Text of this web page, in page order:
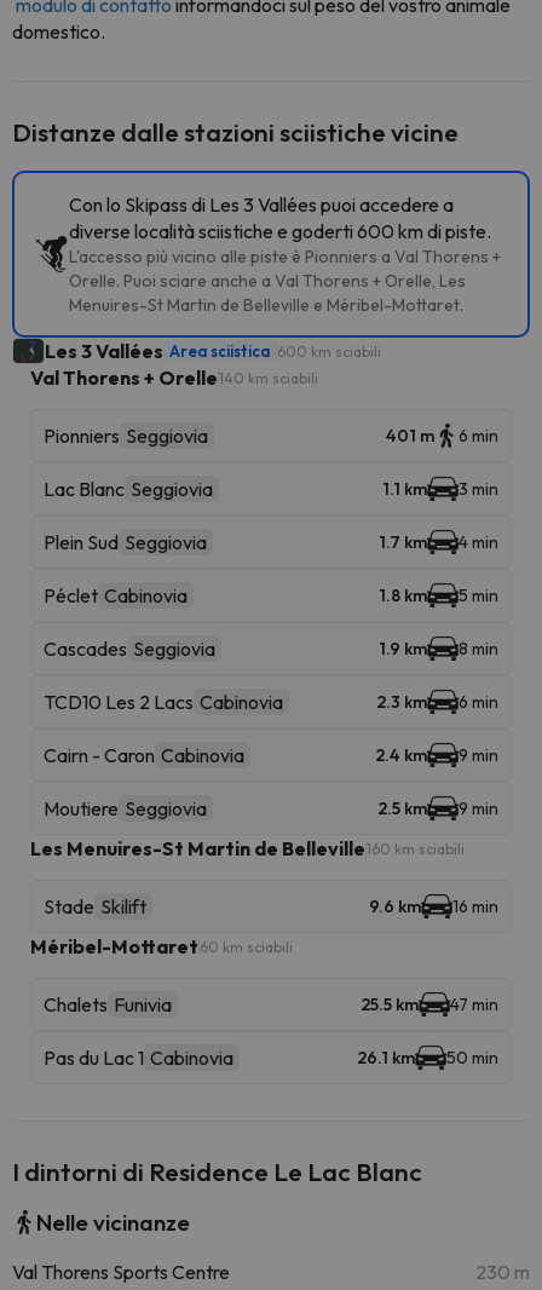
modulo di contatto informandoci sul peso del vostro animale
domestico.
Distanze dalle stazioni sciistiche vicine
Con lo Skipass di Les 3 Vallées puoi accedere a
diverse località sciistiche e goderti 600 km di piste.
L'accesso più vicino alle piste è Pionniers a Val Thorens +
Orelle. Puoi sciare anche a Val Thorens + Orelle, Les
Menuires-St Martin de Belleville e Méribel-Mottaret.
Les 3 Vallées Area sciistica 600 km sciabili
Val Thorens + Orelle140 km sciabili
Pionniers Seggiovia 401 m 6 min
Lac Blanc Seggiovia 1.1 km 3 min
Plein Sud Seggiovia 1.7 km 4 min
Péclet Cabinovia 1.8 km 5 min
Cascades Seggiovia 1.9 km 8 min
TCD10 Les 2 Lacs Cabinovia 2.3 km 6 min
Cairn - Caron Cabinovia 2.4 km 9 min
Moutiere Seggiovia 2.5 km 9 min
Les Menuires-St Martin de Belleville160 km sciabili
Stade Skilift 9.6 km 16 min
Méribel-Mottaret 60 km sciabili
Chalets Funivia 25.5 km 47 min
Pas du Lac 1 Cabinovia 26.1 km 50 min
I dintorni di Residence Le Lac Blanc
Nelle vicinanze
Val Thorens Sports Centre 230 m